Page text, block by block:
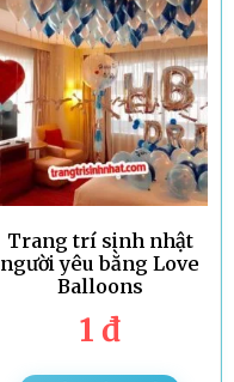
Trang trí sinh nhật
người yêu bằng Love
Balloons
1 đ